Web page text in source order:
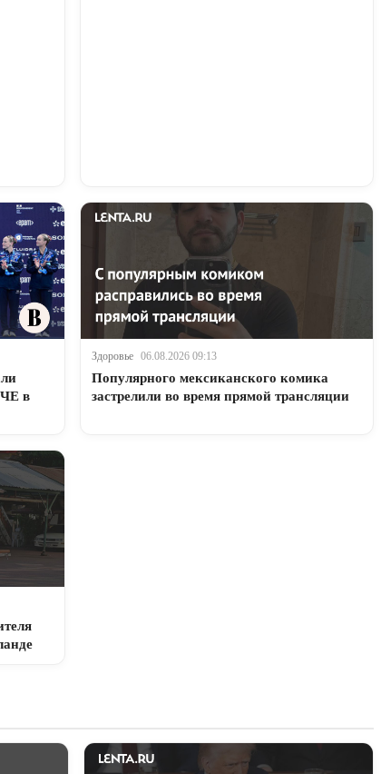
ЧЕ в
Здоровье 06.08.2026 09:13
Популярного мексиканского комика
застрелили во время прямой трансляции